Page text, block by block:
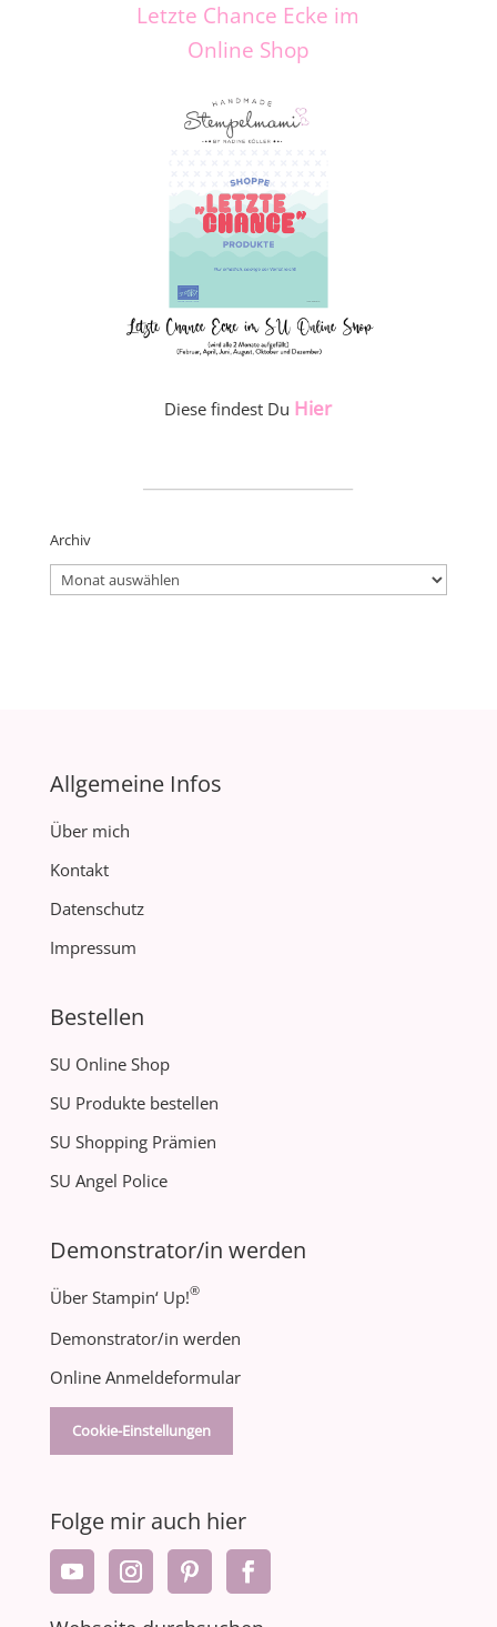
Letzte Chance Ecke im
Online Shop
Diese findest Du Hier
Archiv
Archiv
Allgemeine Infos
Über mich
Kontakt
Datenschutz
Impressum
Bestellen
SU Online Shop
SU Produkte bestellen
SU Shopping Prämien
SU Angel Police
Demonstrator/in werden
Über Stampin‘ Up!®
Demonstrator/in werden
Online Anmeldeformular
Cookie-Einstellungen
Folge mir auch hier